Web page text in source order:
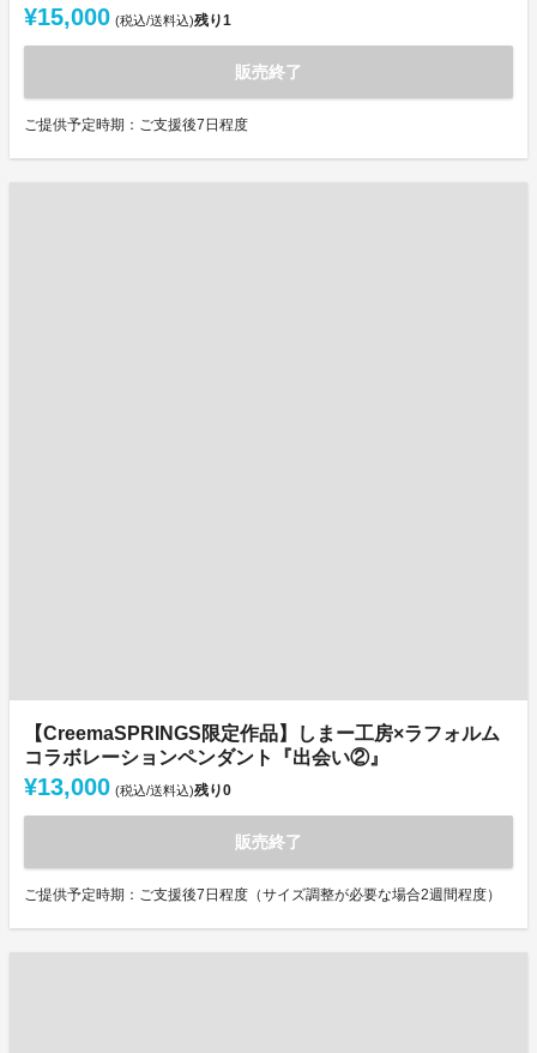
¥15,000 (税込/送料込)残り1
販売終了
ご提供予定時期：ご支援後7日程度
【CreemaSPRINGS限定作品】しまー工房×ラフォルム
コラボレーションペンダント『出会い②』
¥13,000 (税込/送料込)残り0
販売終了
ご提供予定時期：ご支援後7日程度（サイズ調整が必要な場合2週間程度）